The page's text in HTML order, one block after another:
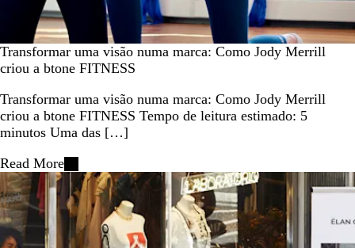
Transformar uma visão numa marca: Como Jody Merrill
criou a btone FITNESS
Transformar uma visão numa marca: Como Jody Merrill
criou a btone FITNESS Tempo de leitura estimado: 5
minutos Uma das […]
Read More